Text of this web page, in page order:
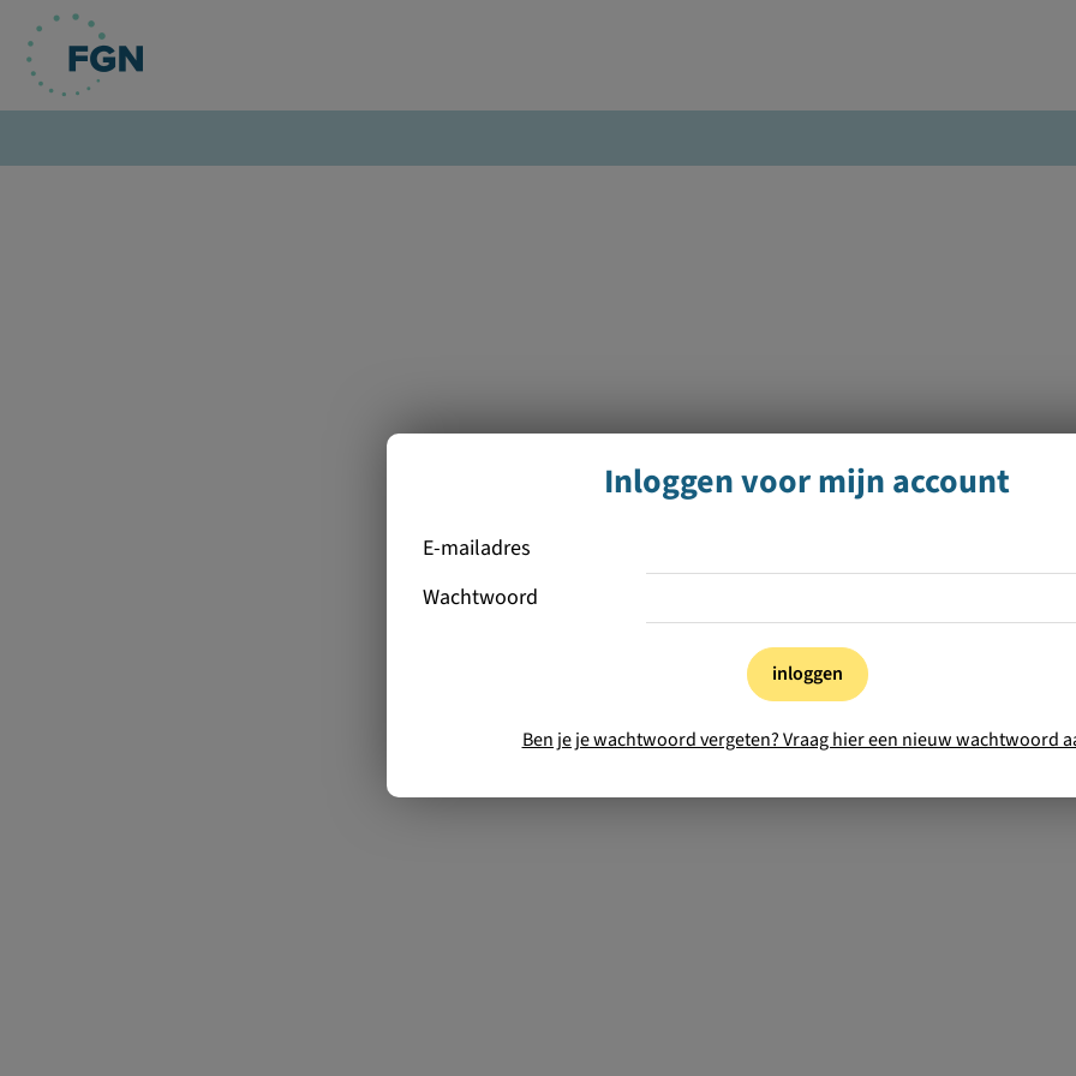
Inloggen voor mijn account
E-mailadres
Wachtwoord
inloggen
Ben je je wachtwoord vergeten? Vraag hier een nieuw wachtwoord